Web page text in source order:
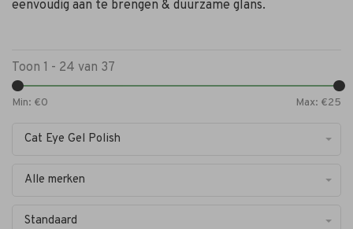
eenvoudig aan te brengen & duurzame glans.
Toon 1 - 24 van 37
Min: €0 Max: €25
Cat Eye Gel Polish
Alle merken
Standaard